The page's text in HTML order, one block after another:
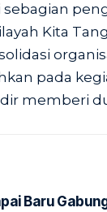
Kita
pada
memberi
Baru